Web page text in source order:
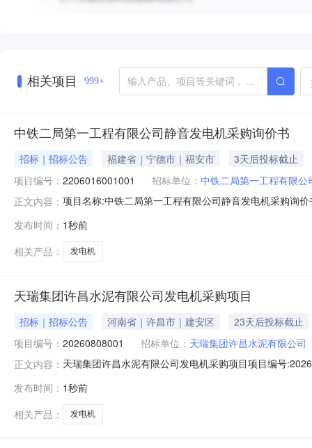
相关项目 999+
中铁二局第一工程有限公司静音发电机采购询价书
招标｜招标公告 福建省｜宁德市｜福安市
3天后投标截止
项目编号： 2206016001001 招标单位： 中铁二局第一工程有限公
正文内容： 项目名称:中铁二局第一工程有限公司静音发电机采购询
支付条件:详见询价书及其附件发票种类:增值税专用发
发布时间： 1秒前
相关产品：
发电机
天瑞集团许昌水泥有限公司发电机采购项目
招标｜招标公告 河南省｜许昌市｜建安区
23天后投标截止
项目编号： 20260808001 招标单位： 天瑞集团许昌水泥有限公司
正文内容： 天瑞集团许昌水泥有限公司发电机采购项目项目编号
3101:00:00
发布时间： 1秒前
相关产品：
发电机